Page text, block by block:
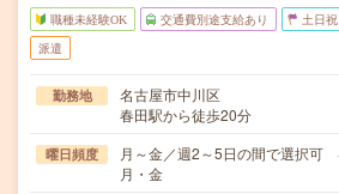
職種未経験OK 交通費別途支給あり 土日
派遣
勤務地
名古屋市中川区
春田駅から徒歩20分
曜日頻度
月～金／週2～5日の間で選択可
月・金